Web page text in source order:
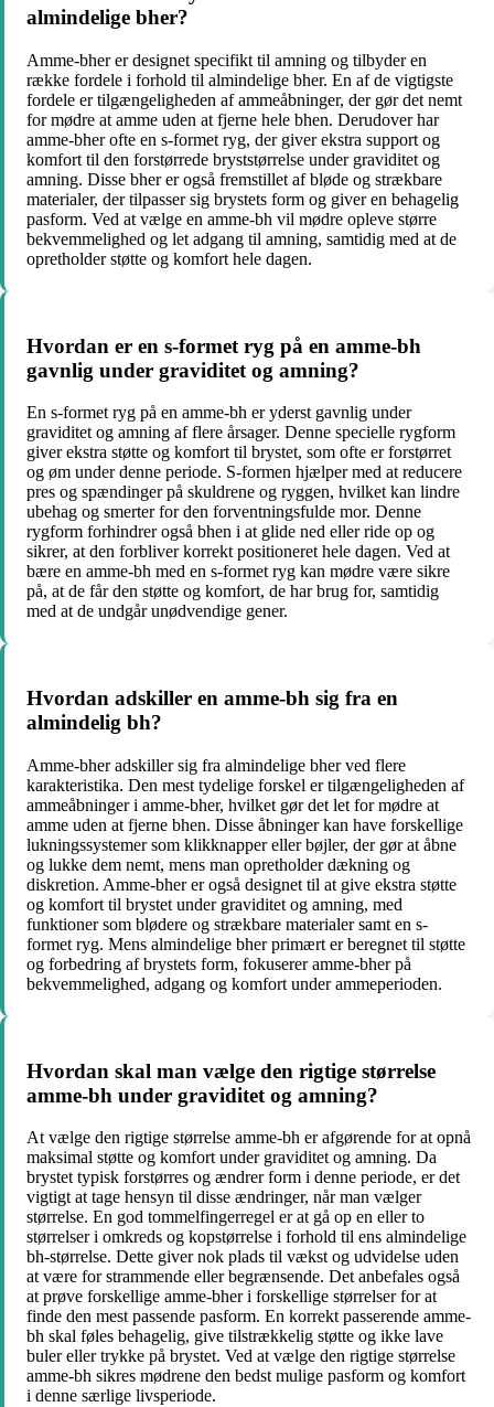
almindelige bher?
Amme-bher er designet specifikt til amning og tilbyder en
række fordele i forhold til almindelige bher. En af de vigtigste
fordele er tilgængeligheden af ​​ammeåbninger, der gør det nemt
for mødre at amme uden at fjerne hele bhen. Derudover har
amme-bher ofte en s-formet ryg, der giver ekstra support og
komfort til den forstørrede bryststørrelse under graviditet og
amning. Disse bher er også fremstillet af bløde og strækbare
materialer, der tilpasser sig brystets form og giver en behagelig
pasform. Ved at vælge en amme-bh vil mødre opleve større
bekvemmelighed og let adgang til amning, samtidig med at de
opretholder støtte og komfort hele dagen.
Hvordan er en s-formet ryg på en amme-bh
gavnlig under graviditet og amning?
En s-formet ryg på en amme-bh er yderst gavnlig under
graviditet og amning af flere årsager. Denne specielle rygform
giver ekstra støtte og komfort til brystet, som ofte er forstørret
og øm under denne periode. S-formen hjælper med at reducere
pres og spændinger på skuldrene og ryggen, hvilket kan lindre
ubehag og smerter for den forventningsfulde mor. Denne
rygform forhindrer også bhen i at glide ned eller ride op og
sikrer, at den forbliver korrekt positioneret hele dagen. Ved at
bære en amme-bh med en s-formet ryg kan mødre være sikre
på, at de får den støtte og komfort, de har brug for, samtidig
med at de undgår unødvendige gener.
Hvordan adskiller en amme-bh sig fra en
almindelig bh?
Amme-bher adskiller sig fra almindelige bher ved flere
karakteristika. Den mest tydelige forskel er tilgængeligheden af ​​
ammeåbninger i amme-bher, hvilket gør det let for mødre at
amme uden at fjerne bhen. Disse åbninger kan have forskellige
lukningssystemer som klikknapper eller bøjler, der gør at åbne
og lukke dem nemt, mens man opretholder dækning og
diskretion. Amme-bher er også designet til at give ekstra støtte
og komfort til brystet under graviditet og amning, med
funktioner som blødere og strækbare materialer samt en s-
formet ryg. Mens almindelige bher primært er beregnet til støtte
og forbedring af brystets form, fokuserer amme-bher på
bekvemmelighed, adgang og komfort under ammeperioden.
Hvordan skal man vælge den rigtige størrelse
amme-bh under graviditet og amning?
At vælge den rigtige størrelse amme-bh er afgørende for at opnå
maksimal støtte og komfort under graviditet og amning. Da
brystet typisk forstørres og ændrer form i denne periode, er det
vigtigt at tage hensyn til disse ændringer, når man vælger
størrelse. En god tommelfingerregel er at gå op en eller to
størrelser i omkreds og kopstørrelse i forhold til ens almindelige
bh-størrelse. Dette giver nok plads til vækst og udvidelse uden
at være for strammende eller begrænsende. Det anbefales også
at prøve forskellige amme-bher i forskellige størrelser for at
finde den mest passende pasform. En korrekt passerende amme-
bh skal føles behagelig, give tilstrækkelig støtte og ikke lave
buler eller trykke på brystet. Ved at vælge den rigtige størrelse
amme-bh sikres mødrene den bedst mulige pasform og komfort
i denne særlige livsperiode.